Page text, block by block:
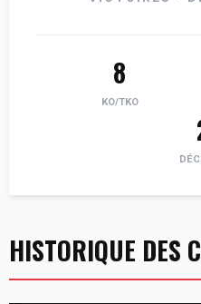
8
KO/TKO
HISTORIQUE DES